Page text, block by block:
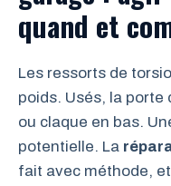
quand et
Les ressorts de
poids. Usés, la porte
ou claque en bas.
potentielle. La
fait avec méthode,